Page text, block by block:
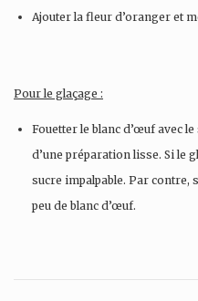
Ajouter la fleur d’oranger et
Pour le glaçage :
Fouetter le blanc d’œuf avec
d’une préparation lisse. Si le
sucre impalpable. Par contre,
peu de blanc d’œuf.